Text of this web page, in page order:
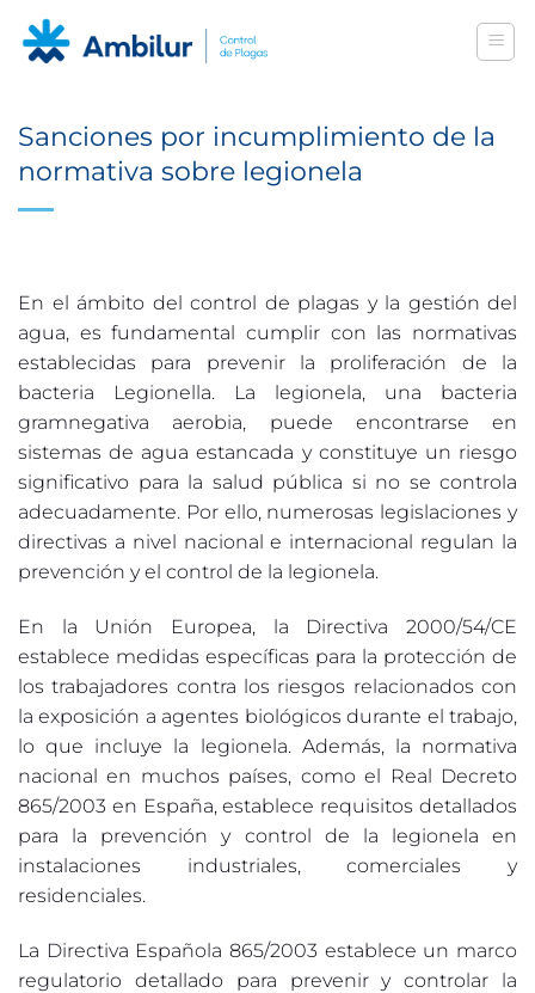
Saltar
Sanciones por incumplimiento de la
normativa sobre legionela
En el ámbito del control de plagas y la gestión del
agua, es fundamental cumplir con las normativas
establecidas para prevenir la proliferación de la
bacteria Legionella. La legionela, una bacteria
gramnegativa aerobia, puede encontrarse en
sistemas de agua estancada y constituye un riesgo
significativo para la salud pública si no se controla
adecuadamente. Por ello, numerosas legislaciones y
directivas a nivel nacional e internacional regulan la
prevención y el control de la legionela.
En la Unión Europea, la Directiva 2000/54/CE
establece medidas específicas para la protección de
los trabajadores contra los riesgos relacionados con
la exposición a agentes biológicos durante el trabajo,
lo que incluye la legionela. Además, la normativa
nacional en muchos países, como el Real Decreto
865/2003 en España, establece requisitos detallados
para la prevención y control de la legionela en
instalaciones industriales, comerciales y
residenciales.
La Directiva Española 865/2003 establece un marco
regulatorio detallado para prevenir y controlar la